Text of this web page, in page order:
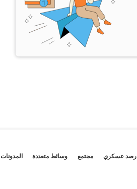
رصد عسكري مجتمع وسائط متعددة المدونات